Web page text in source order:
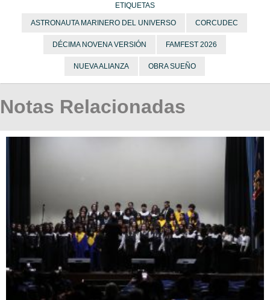
ETIQUETAS
ASTRONAUTA MARINERO DEL UNIVERSO CORCUDEC
DÉCIMA NOVENA VERSIÓN FAMFEST 2026
NUEVA ALIANZA OBRA SUEÑO
Notas Relacionadas